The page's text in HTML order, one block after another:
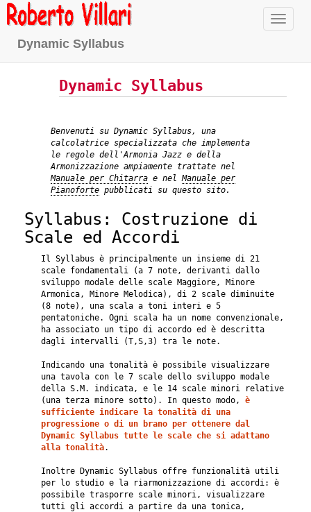
Dynamic Syllabus
Dynamic Syllabus
Benvenuti su Dynamic Syllabus, una
calcolatrice specializzata che implementa
le regole dell'Armonia Jazz e della
Armonizzazione ampiamente trattate nel
Manuale per Chitarrae nelManuale per
Pianofortepubblicati su questo sito.
Syllabus: Costruzione di
Scale ed Accordi
Il Syllabus è principalmente un insieme di 21
scale fondamentali (a 7 note, derivanti dallo
sviluppo modale delle scale Maggiore, Minore
Armonica, Minore Melodica), di 2 scale diminuite
(8 note), una scala a toni interi e 5
pentatoniche. Ogni scala ha un nome convenzionale,
ha associato un tipo di accordo ed è descritta
dagli intervalli (T,S,3) tra le note.
Indicando una tonalità è possibile visualizzare
una tavola con le 7 scale dello sviluppo modale
della S.M. indicata, e le 14 scale minori relative
(una terza minore sotto). In questo modo, è
sufficiente indicare la tonalità di una
progressione o di un brano per ottenere dal
Dynamic Syllabus tutte le scale che si adattano
alla tonalità.
Inoltre Dynamic Syllabus offre funzionalità utili
per lo studio e la riarmonizzazione di accordi: è
possibile trasporre scale minori, visualizzare
tutti gli accordi a partire da una tonica,